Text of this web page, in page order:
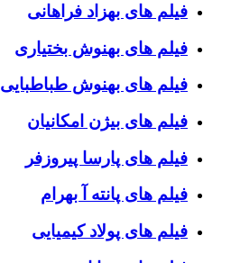
فیلم های بهزاد فراهانی
فیلم های بهنوش بختیاری
فیلم های بهنوش طباطبایی
فیلم های بیژن امکانیان
فیلم های پارسا پیروزفر
فیلم های پانته آ بهرام
فیلم های پولاد کیمیایی